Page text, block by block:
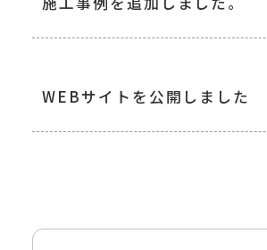
WEBサイトを公開しました